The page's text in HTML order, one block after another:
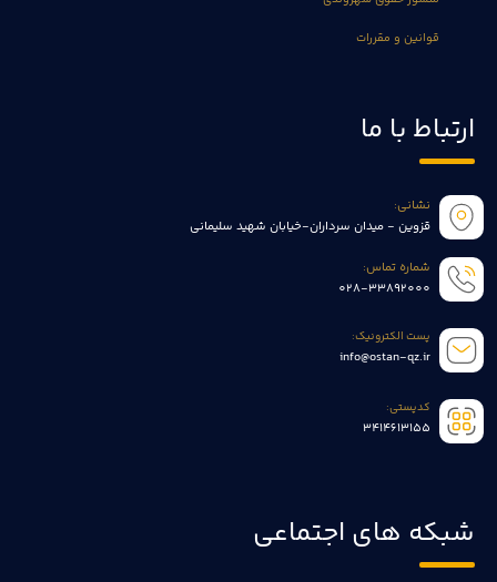
قوانین و مقررات
ارتباط با ما
نشانی:
قزوین - میدان سرداران-خیابان شهید سلیمانی
شماره تماس:
028-33892000
پست الکترونیک:
info@ostan-qz.ir
کدپستی:
3414613155
شبکه های اجتماعی